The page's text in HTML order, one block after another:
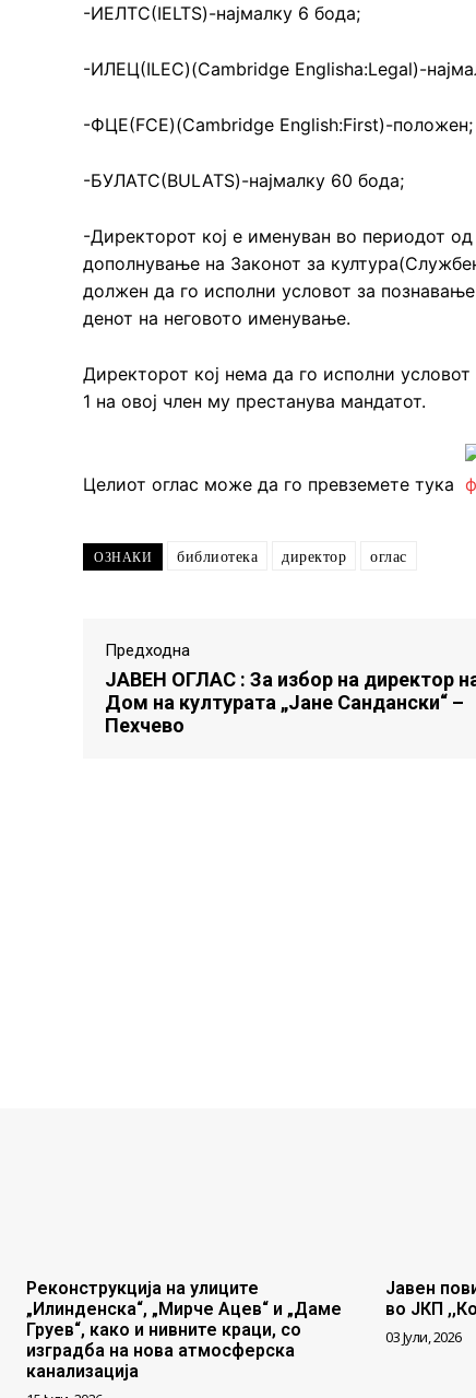
-ИЕЛТС(IELTS)-најмалку 6 бода;
-ИЛЕЦ(ILEC)(Cambridge Englisha:Legal)-
-ФЦЕ(FCE)(Cambridge English:First)-положен;
-БУЛАТС(BULATS)-најмалку 60 бода;
-Директорот кој е именуван во периодот
дополнување на Законот за
должен да го исполни условот за
денот на неговото именување.
Директорот кој нема да го исполни
1 на овој член му престанува мандатот.
Целиот оглас може да го превземете тука
ОЗНАКИ библиотека директор оглас
Предходна
ЈАВЕН ОГЛАС : За избор на директор
Дом на културата „Јане Сандански“ –
Пехчево
Реконструкција на улиците
„Илинденска“, „Мирче Ацев“ и „Даме
Груев“, како и нивните краци, со
изградба на нова атмосферска
канализација
Јавен
во ЈКП
03 Јули, 2026